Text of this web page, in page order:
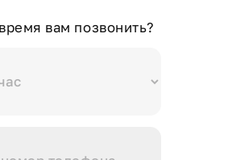
вам позвонить?